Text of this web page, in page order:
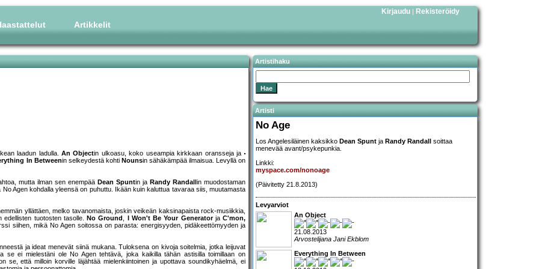
Artikkelit
Kirjaudu | Rekisteröidy
laadun ladulla.An Objectin ulkoasu, koko useampia kirkkaan oransseja ja
In Betweenin selkeydestä kohti Nounsin sähäkämpää ilmaisua. Levyllä on
mutta ilman sen enempää Dean Spuntin ja Randy Randall in muodostaman
Agen kohdalla yleensä on puhuttu. Ikään kuin kaluttua tavaraa siis, muutamasta
yllättäen, melko tavanomaista, joskin veikeän kaksinapaista rock-musiikkia,
tuotosten tasolle. No Ground , I Won't Be Your GeneratorjaC'mon,
siihen, mikä No Agen soitossa on parasta: energisyyden, pidäkeettömyyden ja
ja ideat menevät siinä mukana. Tuloksena on kivoja soitelmia, jotka leijuvat
se ei mielestäni ole No Agen tehtävä, joka kaikilla tähän astisilla toimillaan on
se, että milloin korville läjähtää mielenkiintoinen ja upottava soundikyhäelmä, ei
Artistihaku
Artisti
No Age
Los Angelesiläinen kaksikko Dean Spunt ja Randy Randall
soittaa
menevää avant/psykepunkia.
Linkki:
myspace.com/nonoage
(Päivitetty 21.8.2013)
Levyarviot
An Object
21.08.2013
Arvostelijana Jani Ekblom
Everything In Between